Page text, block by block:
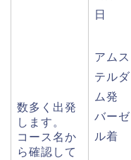
数多く出発
します。
コース名か
ら確認して
日
アムス
テルダ
ム発
バーゼ
ル着